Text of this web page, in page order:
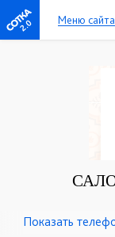
2.0 Меню сайта
☎+7 (495) 691-
Показать